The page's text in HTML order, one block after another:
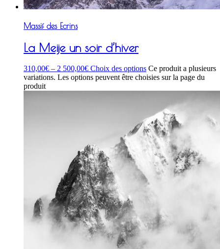
Massif des Ecrins
La Meije un soir d’hiver
310,00€ – 2 500,00€ Choix des options Ce produit a plusieurs
variations. Les options peuvent être choisies sur la page du
produit